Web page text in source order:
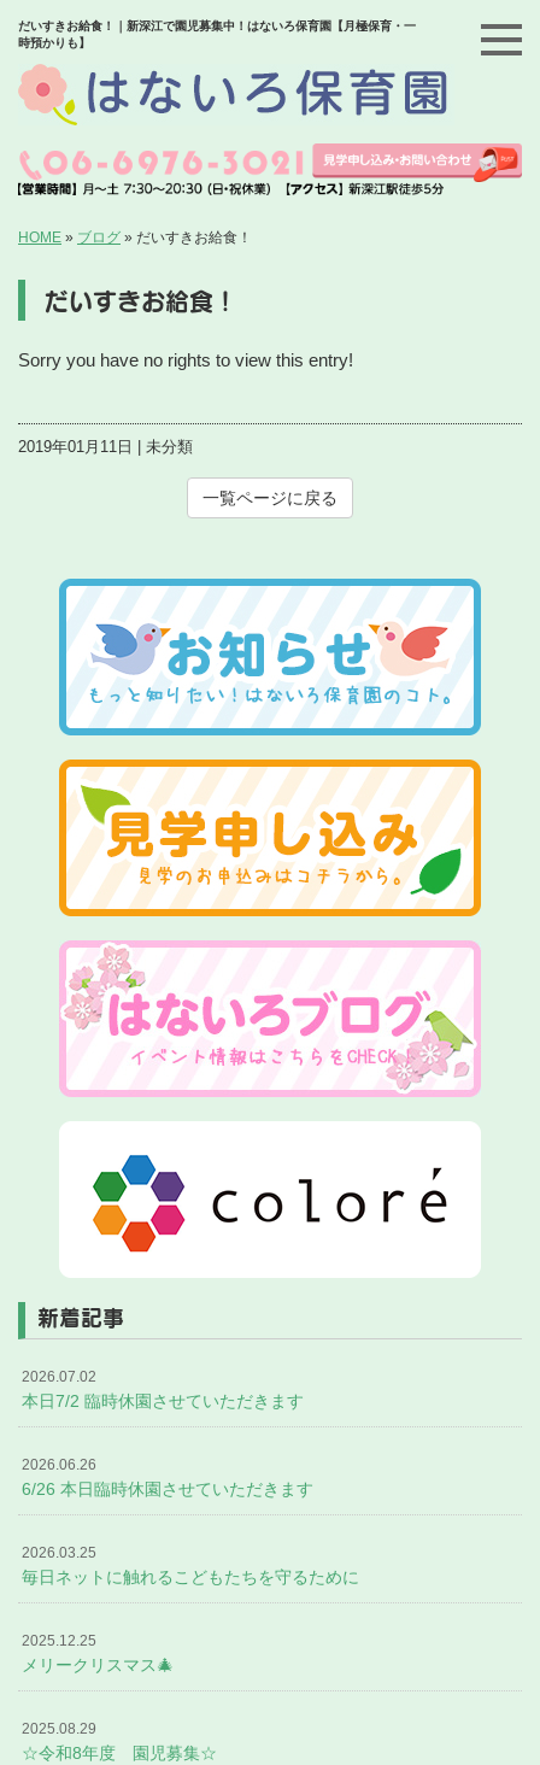
だいすきお給食！｜新深江で園児募集中！はないろ保育園【月極保育・一
時預かりも】
HOME » ブログ » だいすきお給食！
だいすきお給食！
Sorry you have no rights to view this entry!
2019年01月11日 | 未分類
一覧ページに戻る
新着記事
2026.07.02
本日7/2 臨時休園させていただきます
2026.06.26
6/26 本日臨時休園させていただきます
2026.03.25
毎日ネットに触れるこどもたちを守るために
2025.12.25
メリークリスマス🎄
2025.08.29
☆令和8年度 園児募集☆